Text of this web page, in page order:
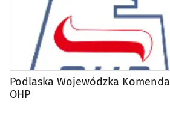
Podlaska Wojewódzka Komenda
OHP